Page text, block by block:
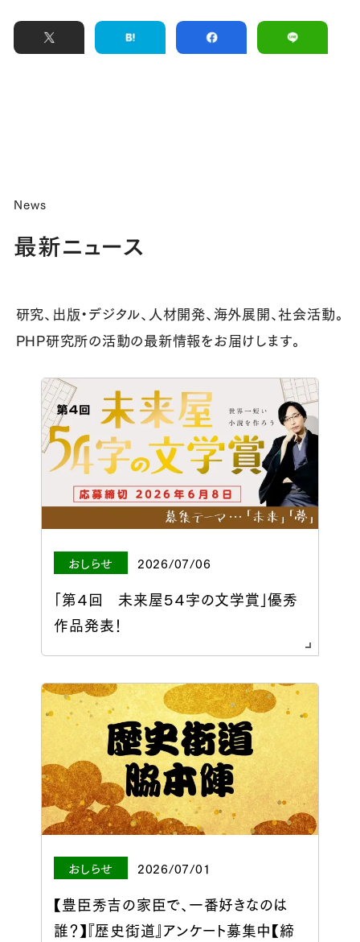
News
最新ニュース
研究、出版・デジタル、人材開発、海外展開、社会活動。
PHP研究所の活動の最新情報をお届けします。
おしらせ 2026/07/06
「第４回 未来屋５４字の文学賞」優秀
作品発表！
おしらせ 2026/07/01
【豊臣秀吉の家臣で、一番好きなのは
誰？】『歴史街道』アンケート募集中【締